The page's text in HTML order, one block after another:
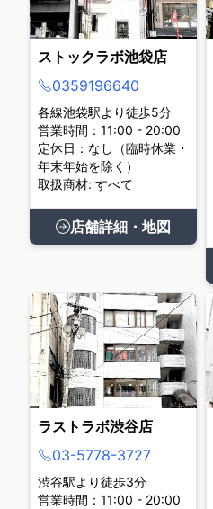
ストックラボ池袋店
0359196640
各線池袋駅より徒歩5分
営業時間：11:00 - 20:00
定休日：なし（臨時休業・
年末年始を除く）
取扱商材: すべて
店舗詳細・地図
ラストラボ渋谷店
03-5778-3727
渋谷駅より徒歩3分
営業時間：11:00 - 20:00